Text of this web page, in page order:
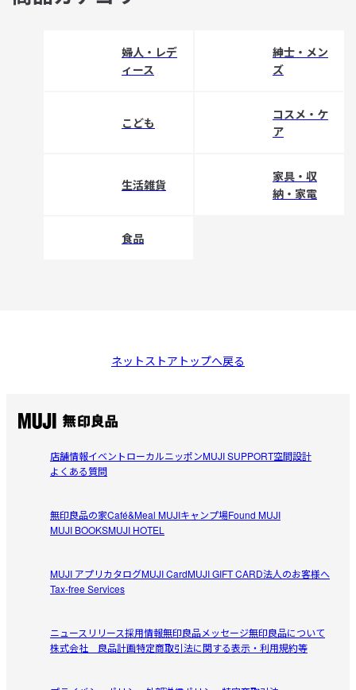
婦人・レデ
ィース
紳士・メン
ズ
こども
コスメ・ケ
ア
生活雑貨
家具・収
納・家電
食品
ネットストアトップへ戻る
店舗情報イベントローカルニッポンMUJI SUPPORT空間設計
よくある質問
無印良品の家Café&Meal MUJIキャンプ場Found MUJI
MUJI BOOKSMUJI HOTEL
MUJI アプリカタログMUJI CardMUJI GIFT CARD法人のお客様へ
Tax-free Services
ニュースリリース採用情報無印良品メッセージ無印良品について
株式会社 良品計画特定商取引法に関する表示・利用規約等